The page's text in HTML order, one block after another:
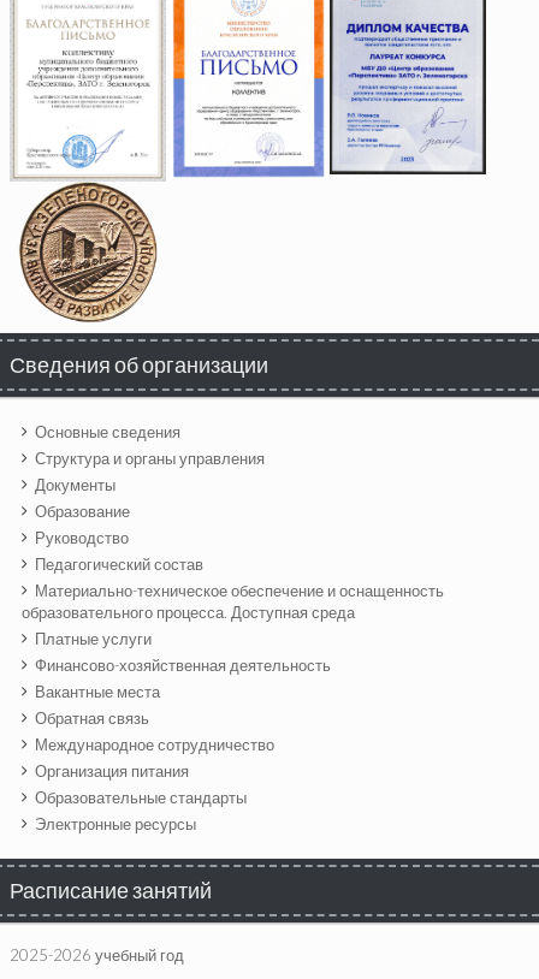
Сведения об организации
Основные сведения
Структура и органы управления
Документы
Образование
Руководство
Педагогический состав
Материально-техническое обеспечение и оснащенность
образовательного процесса. Доступная среда
Платные услуги
Финансово-хозяйственная деятельность
Вакантные места
Обратная связь
Международное сотрудничество
Организация питания
Образовательные стандарты
Электронные ресурсы
Расписание занятий
2025-2026 учебный год